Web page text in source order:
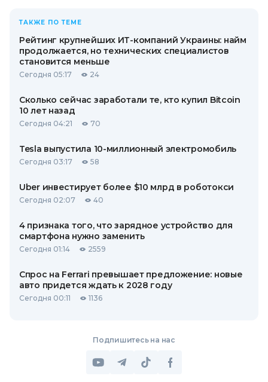
ТАКЖЕ ПО ТЕМЕ
Рейтинг крупнейших ИТ-компаний Украины: найм
продолжается, но технических специалистов
становится меньше
Сегодня 05:17 24
Сколько сейчас заработали те, кто купил Bitcoin
10 лет назад
Сегодня 04:21 70
Tesla выпустила 10-миллионный электромобиль
Сегодня 03:17 58
Uber инвестирует более $10 млрд в роботокси
Сегодня 02:07 40
4 признака того, что зарядное устройство для
смартфона нужно заменить
Сегодня 01:14 2559
Спрос на Ferrari превышает предложение: новые
авто придется ждать к 2028 году
Сегодня 00:11 1136
Подпишитесь на нас